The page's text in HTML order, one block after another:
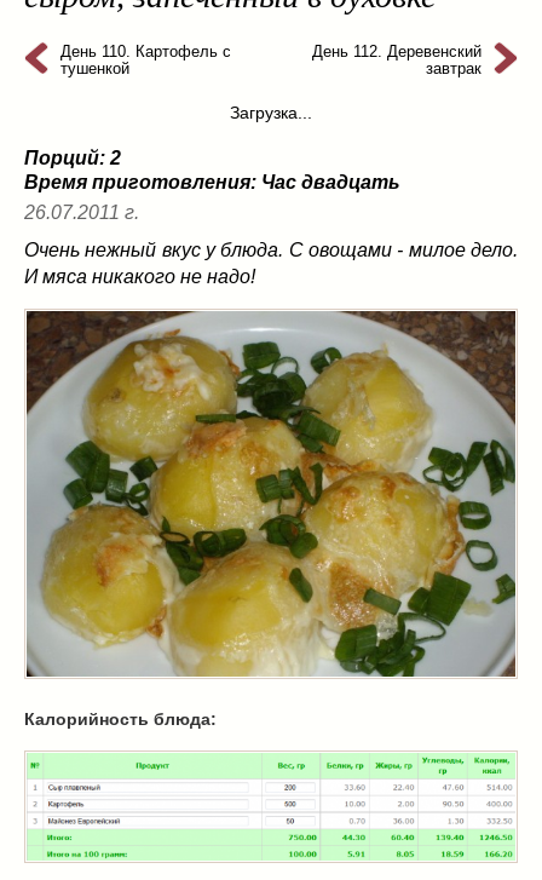
на пикник(13)
ни то, ни се
рецепты для пароварки(5)
салаты
сладкие блюда(9)
супы(99)
(5)
молочные(4)
солянка(4)
суп с фрикадельками (8)
суп-пюре(10)
холодные супы(22)
тушеное(42)
Вкусные враги фигуры…(44)
десерты(2)
Масленица(17)
пироги (8)
рецепты теста
торты(12)
без выпечки(5)
хворост
вареное(0)
жареное
запекаем
напитки(1)
День 110. Картофель с
тушенкой
День 112. Деревенский
завтрак
Загрузка...
Порций: 2
Время приготовления: Час двадцать
26.07.2011 г.
Очень нежный вкус у блюда. С овощами - милое дело.
И мяса никакого не надо!
Калорийность блюда: